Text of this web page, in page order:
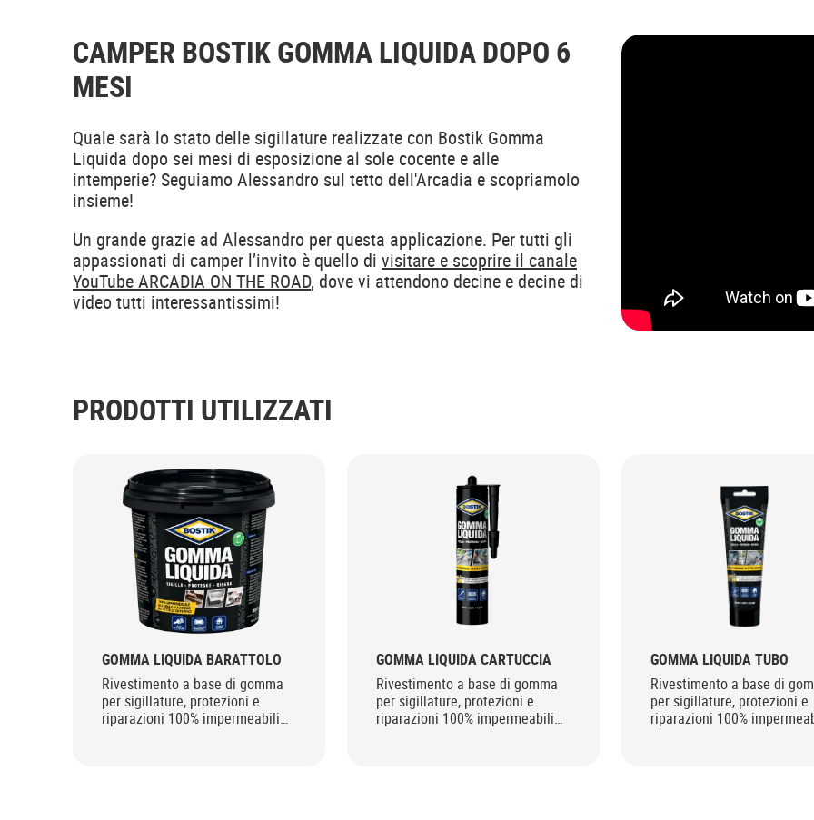
CAMPER BOSTIK GOMMA LIQUIDA DOPO 6
MESI
Quale sarà lo stato delle sigillature realizzate con Bostik Gomma
Liquida dopo sei mesi di esposizione al sole cocente e alle
intemperie? Seguiamo Alessandro sul tetto dell'Arcadia e scopriamolo
insieme!
Un grande grazie ad Alessandro per questa applicazione. Per tutti gli
appassionati di camper l’invito è quello di visitare e scoprire il canale
YouTube ARCADIA ON THE ROAD, dove vi attendono decine e decine di
video tutti interessantissimi!
PRODOTTI UTILIZZATI
GOMMA LIQUIDA BARATTOLO
Rivestimento a base di gomma
per sigillature, protezioni e
riparazioni 100% impermeabili
GOMMA LIQUIDA CARTUCCIA
Rivestimento a base di gomma
per sigillature, protezioni e
riparazioni 100% impermeabili
GOMMA LIQUIDA TUBO
Rivestimento a base di
per sigillature, protezioni e
riparazioni 100%